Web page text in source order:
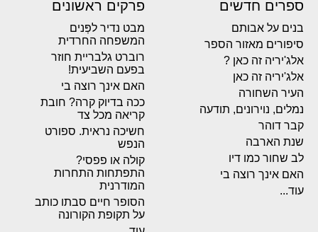
ספרים חדשים
בנים על אבותם
סיפורים מאזור הספר
אלג'יריה זה כאן ?
אלג'יריה זה כאן
העיר השחורה
נמלים, נוירונים, תודעה
קבר דוהר
שנת הארבה
לב שחור כמו דיו
האם אינך רוצה בי
עוד...
פרקים ראשונים
מבט נדיר לפְּנים
המשפחה החרדית
רוברט גלבריית חוזר
בפעם השביעית!
האם אינך רוצה בי
ככה בדיוק קרה? חובת
קריאה מכל צד
חשיכה נראית. ספורט
הנפש
קולה או פפסי?
התפתחות התחרות
המודרנית
הסופר חיים סבתו כותב
על תקופת הקורונה